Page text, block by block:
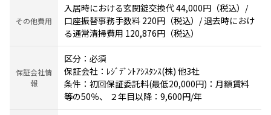
その他費用
入居時における玄関錠交換代 44,000円（税込）/
口座振替事務手数料 220円（税込）/ 退去時におけ
る通常清掃費用 120,876円（税込）
保証会社情
報
区分：必須
保証会社：ﾚｼﾞﾃﾞﾝﾄｱｼｽﾀﾝｽ(株) 他3社
条件：初回保証委託料(最低20,000円)：月額賃料
等の50％、 ２年目以降：9,600円/年